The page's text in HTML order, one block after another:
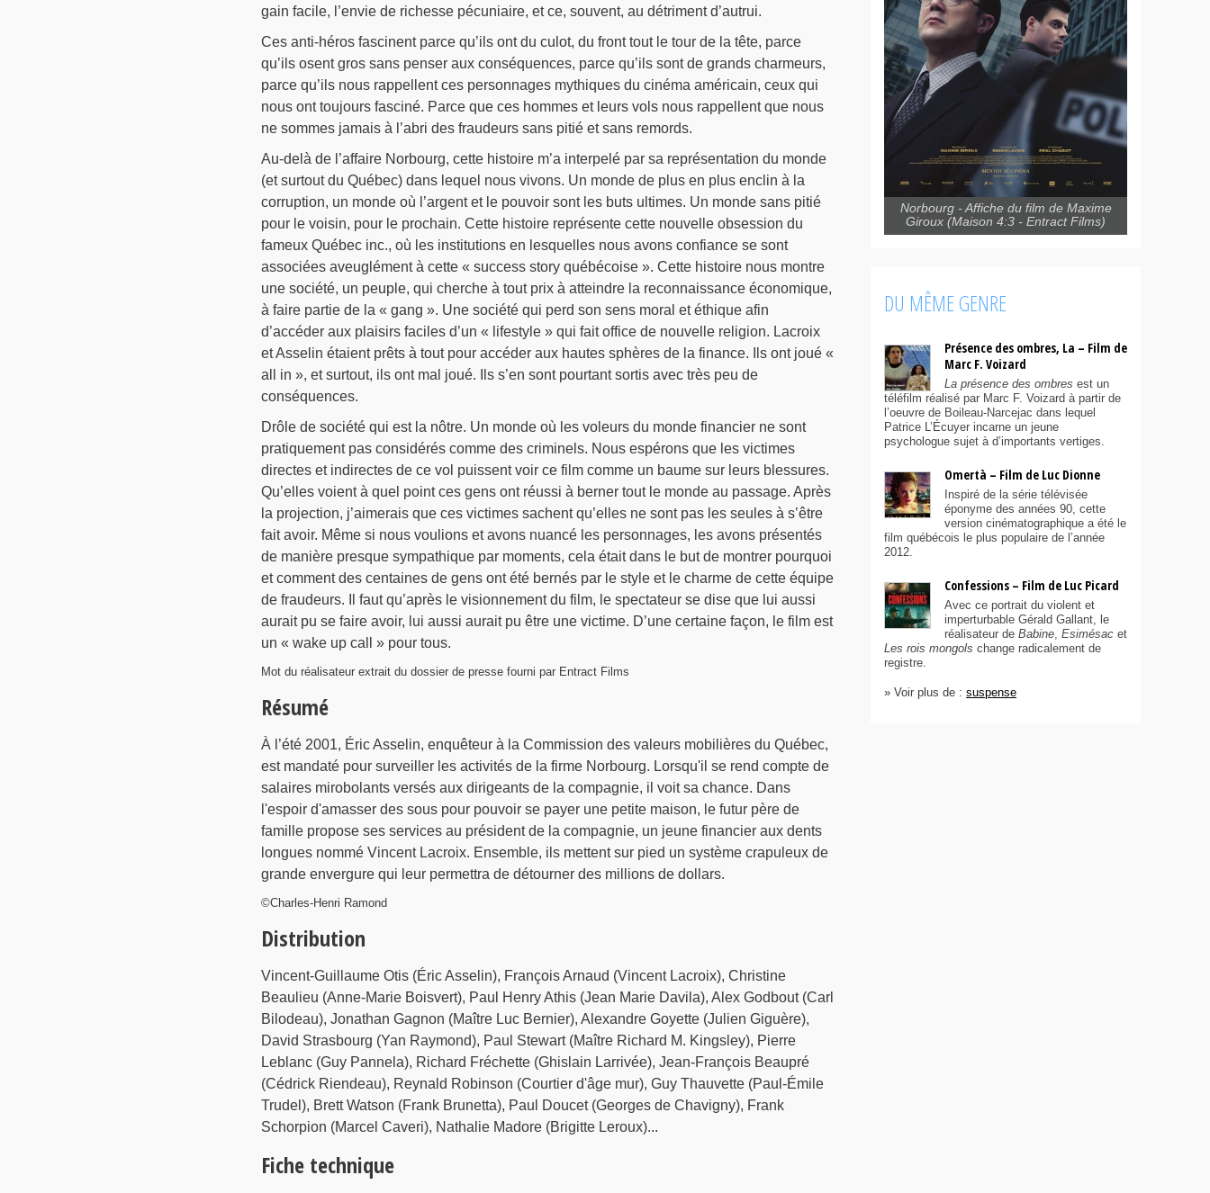
gain facile, l’envie de richesse pécuniaire, et ce, souvent, au détriment d’autrui.
Ces anti-héros fascinent parce qu’ils ont du culot, du front tout le tour de la tête, parce
qu’ils osent gros sans penser aux conséquences, parce qu’ils sont de grands charmeurs,
parce qu’ils nous rappellent ces personnages mythiques du cinéma américain, ceux qui
nous ont toujours fasciné. Parce que ces hommes et leurs vols nous rappellent que nous
ne sommes jamais à l’abri des fraudeurs sans pitié et sans remords.
Au-delà de l’affaire Norbourg, cette histoire m’a interpelé par sa représentation du monde
(et surtout du Québec) dans lequel nous vivons. Un monde de plus en plus enclin à la
corruption, un monde où l’argent et le pouvoir sont les buts ultimes. Un monde sans pitié
pour le voisin, pour le prochain. Cette histoire représente cette nouvelle obsession du
fameux Québec inc., où les institutions en lesquelles nous avons confiance se sont
associées aveuglément à cette « success story québécoise ». Cette histoire nous montre
une société, un peuple, qui cherche à tout prix à atteindre la reconnaissance économique,
à faire partie de la « gang ». Une société qui perd son sens moral et éthique afin
d’accéder aux plaisirs faciles d’un « lifestyle » qui fait office de nouvelle religion. Lacroix
et Asselin étaient prêts à tout pour accéder aux hautes sphères de la finance. Ils ont joué «
all in », et surtout, ils ont mal joué. Ils s’en sont pourtant sortis avec très peu de
conséquences.
Drôle de société qui est la nôtre. Un monde où les voleurs du monde financier ne sont
pratiquement pas considérés comme des criminels. Nous espérons que les victimes
directes et indirectes de ce vol puissent voir ce film comme un baume sur leurs blessures.
Qu’elles voient à quel point ces gens ont réussi à berner tout le monde au passage. Après
la projection, j’aimerais que ces victimes sachent qu’elles ne sont pas les seules à s’être
fait avoir. Même si nous voulions et avons nuancé les personnages, les avons présentés
de manière presque sympathique par moments, cela était dans le but de montrer pourquoi
et comment des centaines de gens ont été bernés par le style et le charme de cette équipe
de fraudeurs. Il faut qu’après le visionnement du film, le spectateur se dise que lui aussi
aurait pu se faire avoir, lui aussi aurait pu être une victime. D’une certaine façon, le film est
un « wake up call » pour tous.
Mot du réalisateur extrait du dossier de presse fourni par Entract Films
Résumé
À l’été 2001, Éric Asselin, enquêteur à la Commission des valeurs mobilières du Québec,
est mandaté pour surveiller les activités de la firme Norbourg. Lorsqu'il se rend compte de
salaires mirobolants versés aux dirigeants de la compagnie, il voit sa chance. Dans
l'espoir d'amasser des sous pour pouvoir se payer une petite maison, le futur père de
famille propose ses services au président de la compagnie, un jeune financier aux dents
longues nommé Vincent Lacroix. Ensemble, ils mettent sur pied un système crapuleux de
grande envergure qui leur permettra de détourner des millions de dollars.
©Charles-Henri Ramond
Distribution
Vincent-Guillaume Otis (Éric Asselin), François Arnaud (Vincent Lacroix), Christine
Beaulieu (Anne-Marie Boisvert), Paul Henry Athis (Jean Marie Davila), Alex Godbout (Carl
Bilodeau), Jonathan Gagnon (Maître Luc Bernier), Alexandre Goyette (Julien Giguère),
David Strasbourg (Yan Raymond), Paul Stewart (Maître Richard M. Kingsley), Pierre
Leblanc (Guy Pannela), Richard Fréchette (Ghislain Larrivée), Jean-François Beaupré
(Cédrick Riendeau), Reynald Robinson (Courtier d'âge mur), Guy Thauvette (Paul-Émile
Trudel), Brett Watson (Frank Brunetta), Paul Doucet (Georges de Chavigny), Frank
Schorpion (Marcel Caveri), Nathalie Madore (Brigitte Leroux)...
Fiche technique
Norbourg - Affiche du film de Maxime
Giroux (Maison 4:3 - Entract Films)
DU MÊME GENRE
Présence des ombres, La – Film de
Marc F. Voizard
La présence des ombres est un
téléfilm réalisé par Marc F. Voizard à partir de
l’oeuvre de Boileau-Narcejac dans lequel
Patrice L’Écuyer incarne un jeune
psychologue sujet à d’importants vertiges.
Omertà – Film de Luc Dionne
Inspiré de la série télévisée
éponyme des années 90, cette
version cinématographique a été le
film québécois le plus populaire de l’année
2012.
Confessions – Film de Luc Picard
Avec ce portrait du violent et
imperturbable Gérald Gallant, le
réalisateur de Babine, Esimésac et
Les rois mongols change radicalement de
registre.
» Voir plus de : suspense